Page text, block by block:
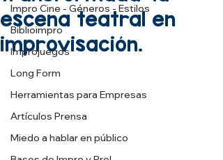
Impro Cine - Géneros - Estilos
Biblioimpro
Improjuegos
Long Form
Herramientas para Empresas
Artículos Prensa
Miedo a hablar en público
escena teatral en
improvisación.